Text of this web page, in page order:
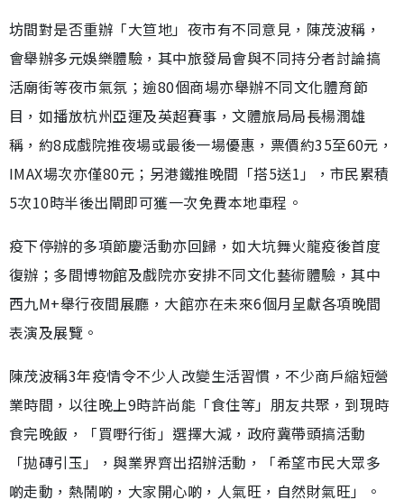
坊間對是否重辦「大笪地」夜市有不同意見，陳茂波稱，
會舉辦多元娛樂體驗，其中旅發局會與不同持分者討論搞
活廟街等夜市氣氛；逾80個商場亦舉辦不同文化體育節
目，如播放杭州亞運及英超賽事，文體旅局局長楊潤雄
稱，約8成戲院推夜場或最後一場優惠，票價約35至60元，
IMAX場次亦僅80元；另港鐵推晚間「搭5送1」，市民累積
5次10時半後出閘即可獲一次免費本地車程。
疫下停辦的多項節慶活動亦回歸，如大坑舞火龍疫後首度
復辦；多間博物館及戲院亦安排不同文化藝術體驗，其中
西九M+舉行夜間展廳，大館亦在未來6個月呈獻各項晚間
表演及展覽。
陳茂波稱3年疫情令不少人改變生活習慣，不少商戶縮短營
業時間，以往晚上9時許尚能「食住等」朋友共聚，到現時
食完晚飯，「買嘢行街」選擇大減，政府冀帶頭搞活動
「拋磚引玉」，與業界齊出招辦活動，「希望市民大眾多
啲走動，熱鬧啲，大家開心啲，人氣旺，自然財氣旺」。